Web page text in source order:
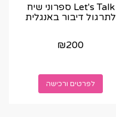
Let's Talk ספרוני שיח
לתרגול דיבור באנגלית
₪200
לפרטים ורכישה